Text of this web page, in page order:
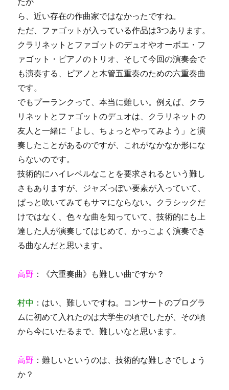
たか
ら、近い存在の作曲家ではなかったですね。
ただ、ファゴットが入っている作品は3つあります。
クラリネットとファゴットのデュオやオーボエ・フ
ァゴット・ピアノのトリオ、そして今回の演奏会で
も演奏する、ピアノと木管五重奏のための六重奏曲
です。
でもプーランクって、本当に難しい。例えば、クラ
リネットとファゴットのデュオは、クラリネットの
友人と一緒に「よし、ちょっとやってみよう」と演
奏したことがあるのですが、これがなかなか形にな
らないのです。
技術的にハイレベルなことを要求されるという難し
さもありますが、ジャズっぽい要素が入っていて、
ぱっと吹いてみてもサマにならない。クラシックだ
けではなく、色々な曲を知っていて、技術的にも上
達した人が演奏してはじめて、かっこよく演奏でき
る曲なんだと思います。
高野 ：《六重奏曲》も難しい曲ですか？
村中 ：はい、難しいですね。コンサートのプログラ
ムに初めて入れたのは大学生の頃でしたが、その頃
から今にいたるまで、難しいなと思います。
高野 ：難しいというのは、技術的な難しさでしょう
か？